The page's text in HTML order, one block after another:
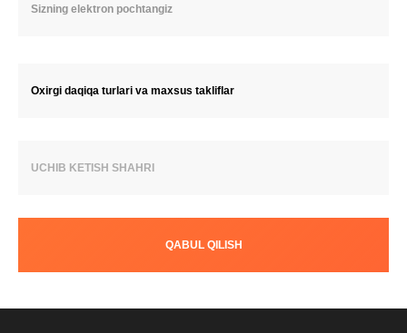
Oxirgi daqiqa turlari va maxsus takliflar
UCHIB KETISH SHAHRI
QABUL QILISH